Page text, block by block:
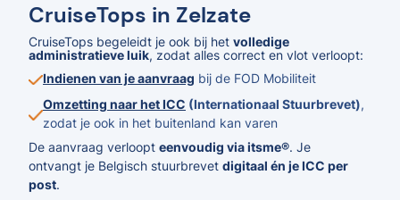
CruiseTops in Zelzate
CruiseTops begeleidt je ook bij het volledige
administratieve luik, zodat alles correct en vlot verloopt:
Indienen van je aanvraag bij de FOD Mobiliteit
Omzetting naar het ICC (Internationaal Stuurbrevet),
zodat je ook in het buitenland kan varen
De aanvraag verloopt eenvoudig via itsme®. Je
ontvangt je Belgisch stuurbrevet digitaal én je ICC per
post.